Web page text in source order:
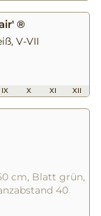
®
V-VII
IX X XI XII
cm, Blatt grün,
40